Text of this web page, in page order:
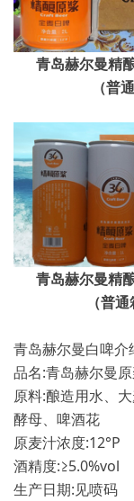
青岛赫尔曼精
（普
青岛赫尔曼精
（普
青岛赫尔曼白啤介
品名:青岛赫尔曼
原料:酿造用水、
酵母、啤酒花
原麦汁浓度:12°P
酒精度:≥5.0%vol
生产日期:见喷码